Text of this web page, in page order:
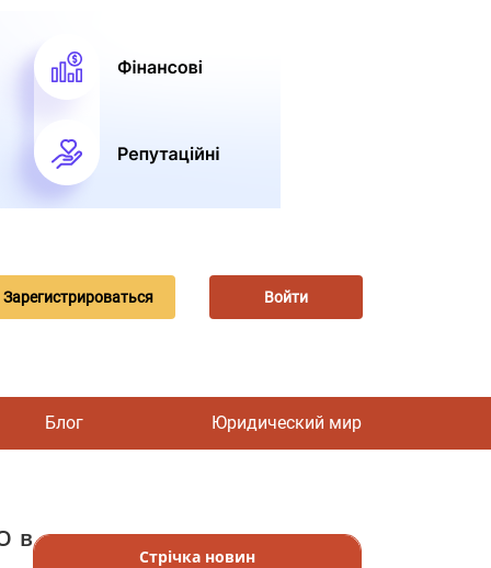
Зарегистрироваться Войти
Блог Юридический мир
в
Стрічка новин